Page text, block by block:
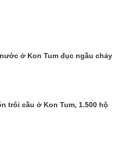
ở Kon Tum đục ngầu chảy
trôi cầu ở Kon Tum, 1.500 hộ